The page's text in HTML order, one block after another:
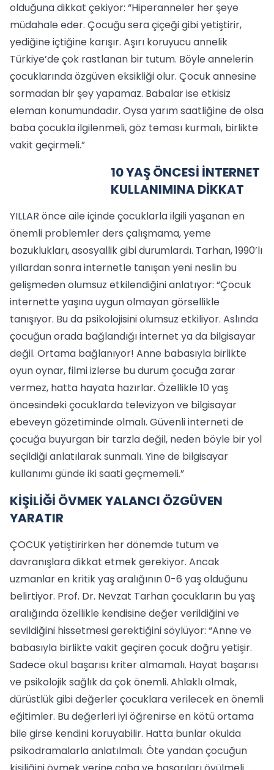
olduğuna dikkat çekiyor: “Hiperanneler her şeye
müdahale eder. Çocuğu sera çiçeği gibi yetiştirir,
yediğine içtiğine karışır. Aşırı koruyucu annelik
Türkiye’de çok rastlanan bir tutum. Böyle annelerin
çocuklarında özgüven eksikliği olur. Çocuk annesine
sormadan bir şey yapamaz. Babalar ise etkisiz
eleman konumundadır. Oysa yarım saatliğine de olsa
baba çocukla ilgilenmeli, göz teması kurmalı, birlikte
vakit geçirmeli.”
10 YAŞ ÖNCESİ İNTERNET
KULLANIMINA DİKKAT
YILLAR önce aile içinde çocuklarla ilgili yaşanan en
önemli problemler ders çalışmama, yeme
bozuklukları, asosyallik gibi durumlardı. Tarhan, 1990’lı
yıllardan sonra internetle tanışan yeni neslin bu
gelişmeden olumsuz etkilendiğini anlatıyor: “Çocuk
internette yaşına uygun olmayan görsellikle
tanışıyor. Bu da psikolojisini olumsuz etkiliyor. Aslında
çocuğun orada bağlandığı internet ya da bilgisayar
değil. Ortama bağlanıyor! Anne babasıyla birlikte
oyun oynar, filmi izlerse bu durum çocuğa zarar
vermez, hatta hayata hazırlar. Özellikle 10 yaş
öncesindeki çocuklarda televizyon ve bilgisayar
ebeveyn gözetiminde olmalı. Güvenli interneti de
çocuğa buyurgan bir tarzla değil, neden böyle bir yol
seçildiği anlatılarak sunmalı. Yine de bilgisayar
kullanımı günde iki saati geçmemeli.”
KİŞİLİĞİ ÖVMEK YALANCI ÖZGÜVEN
YARATIR
ÇOCUK yetiştirirken her dönemde tutum ve
davranışlara dikkat etmek gerekiyor. Ancak
uzmanlar en kritik yaş aralığının 0-6 yaş olduğunu
belirtiyor. Prof. Dr. Nevzat Tarhan çocukların bu yaş
aralığında özellikle kendisine değer verildiğini ve
sevildiğini hissetmesi gerektiğini söylüyor: “Anne ve
babasıyla birlikte vakit geçiren çocuk doğru yetişir.
Sadece okul başarısı kriter almamalı. Hayat başarısı
ve psikolojik sağlık da çok önemli. Ahlaklı olmak,
dürüstlük gibi değerler çocuklara verilecek en önemli
eğitimler. Bu değerleri iyi öğrenirse en kötü ortama
bile girse kendini koruyabilir. Hatta bunlar okulda
psikodramalarla anlatılmalı. Öte yandan çocuğun